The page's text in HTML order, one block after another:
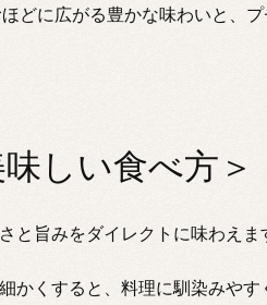
どに広がる豊かな味わいと、
しい食べ方＞
と旨みをダイレクトに味わえま
かくすると、料理に馴染みやす